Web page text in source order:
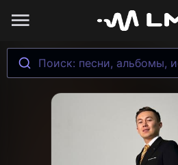
Поиск: песни, альбомы,